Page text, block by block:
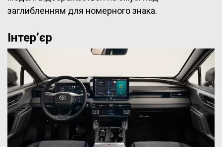
заглибленням для номерного знака.
Інтер’єр